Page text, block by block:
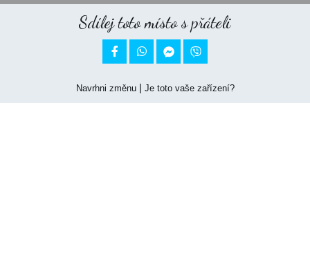
Sdílej toto místo s přáteli
 
Navrhni změnu| Je toto vaše zařízení?